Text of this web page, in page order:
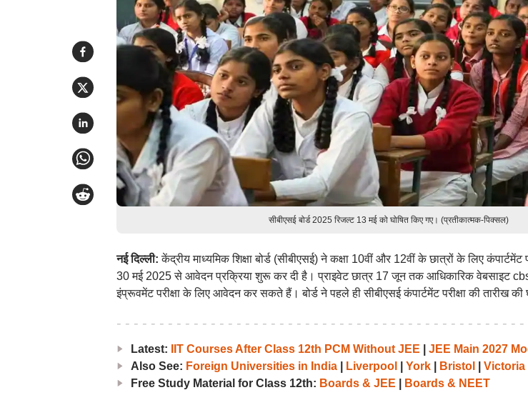
सीबीएसई बोर्ड 2025 रिजल्ट 13 मई को घोषित किए गए। (प्रतीकात्मक-पिक्सल)
नई दिल्ली:केंद्रीय माध्यमिक शिक्षा बोर्ड (सीबीएसई) ने कक्षा 10वीं और 12वीं के छात्रों के लिए
30 मई 2025 से आवेदन प्रक्रिया शुरू कर दी है। प्राइवेट छात्र 17 जून तक आधिकारिक वेबसाइट
इंप्रूवमेंट परीक्षा के लिए आवेदन कर सकते हैं। बोर्ड ने पहले ही सीबीएसई कंपार्टमेंट परीक्षा की तारीख की
Latest: IIT Courses After Class 12th PCM Without JEE
JEE Main 2027
Also See: Foreign Universities in India| Liverpool York| Bristol
Victoria
Free Study Material for Class 12th: Boards & JEE Boards & NEET